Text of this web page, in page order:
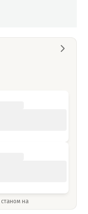
на